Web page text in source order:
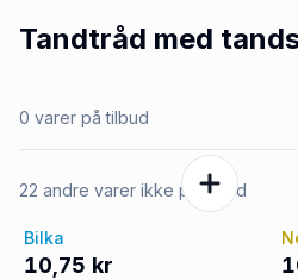
Tandtråd med
0 varer på tilbud
22 andre varer ikke på tilbud
Bilka
10,75 kr